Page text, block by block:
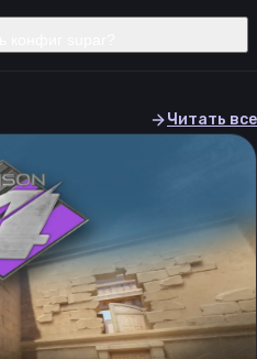
Читать все